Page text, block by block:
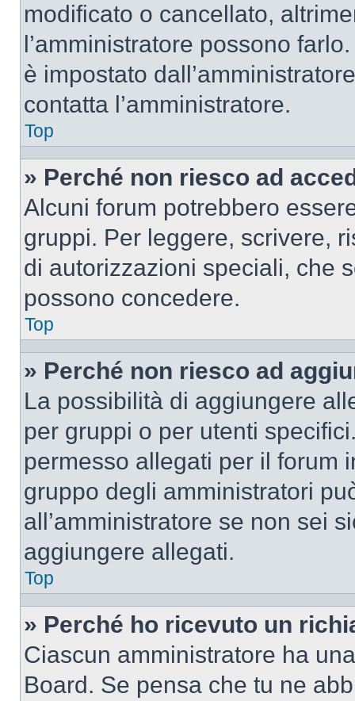
modificato o cancellato,
l’amministratore possono
è impostato
contatta l’amministratore.
Top
» Perché non riesco ad
Alcuni forum potrebbero
gruppi. Per leggere, scrivere,
di autorizzazioni speciali, che
possono concedere.
Top
» Perché non riesco ad
La possibilità di aggiungere
per gruppi o per utenti
permesso allegati per il forum
gruppo degli amministratori
all’amministratore se non sei
aggiungere allegati.
Top
» Perché ho ricevuto un
Ciascun amministratore ha
Board. Se pensa che tu ne